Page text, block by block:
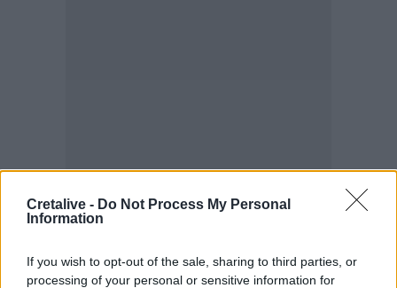
Cretalive - Do Not Process My Personal
Information
If you wish to opt-out of the sale, sharing to third parties, or
processing of your personal or sensitive information for
Κόστος Προορισμός Νησιά Κως Ρόδος
Κέρκυρα